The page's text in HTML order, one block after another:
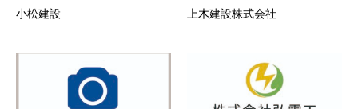
３．退会した会員の会員情報、当会社が当該会員の退
第7条 当社からの通知
当社は、本サービスのウェブサイト上での掲示や
電子メールの送付、その他当社が適当と判断する
小松建設 上木建設株式会社